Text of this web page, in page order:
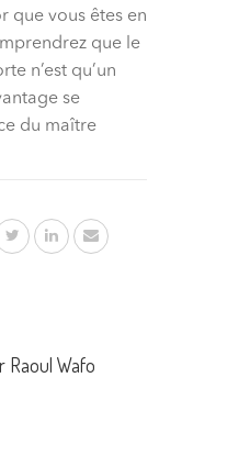
que vous êtes en
que le
n’est qu’un
se
du maître
Raoul Wafo